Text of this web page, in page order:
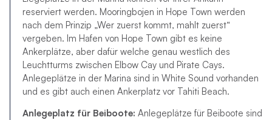
reserviert werden. Mooringbojen in Hope Town werden
nach dem Prinzip „Wer zuerst kommt, mahlt zuerst“
vergeben. Im Hafen von Hope Town gibt es keine
Ankerplätze, aber dafür welche genau westlich des
Leuchtturms zwischen Elbow Cay und Pirate Cays.
Anlegeplätze in der Marina sind in White Sound vorhanden
und es gibt auch einen Ankerplatz vor Tahiti Beach.
Anlegeplatz für Beiboote: Anlegeplätze für Beiboote sind